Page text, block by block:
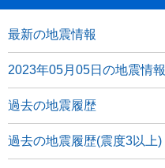
最新の地震情報
2023年05月05日の地震情報
過去の地震履歴
過去の地震履歴(震度3以上)